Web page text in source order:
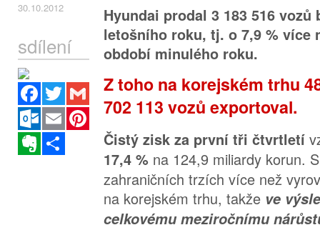
30.10.2012
sdílení
Facebook
Twitter
Gmail
Outlook.com
Email
Pinterest
Evernote
Hyundai prodal 3 183 516
letošního roku, tj. o 7,9 % více
období minulého roku.
Z toho na korejském trhu
702 113 vozů exportoval.
Čistý zisk za první tři čtvrtletí
17,4 % na 124,9 miliardy korun.
zahraničních trzích více než
na korejském trhu, takže ve
celkovému meziročnímu